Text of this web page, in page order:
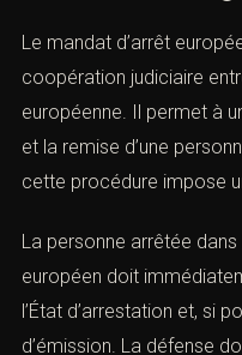
professionnelles,
prises en compte dans le
X. Mandat
(Mandat d’arrêt
droits et
Le mandat d’arrêt